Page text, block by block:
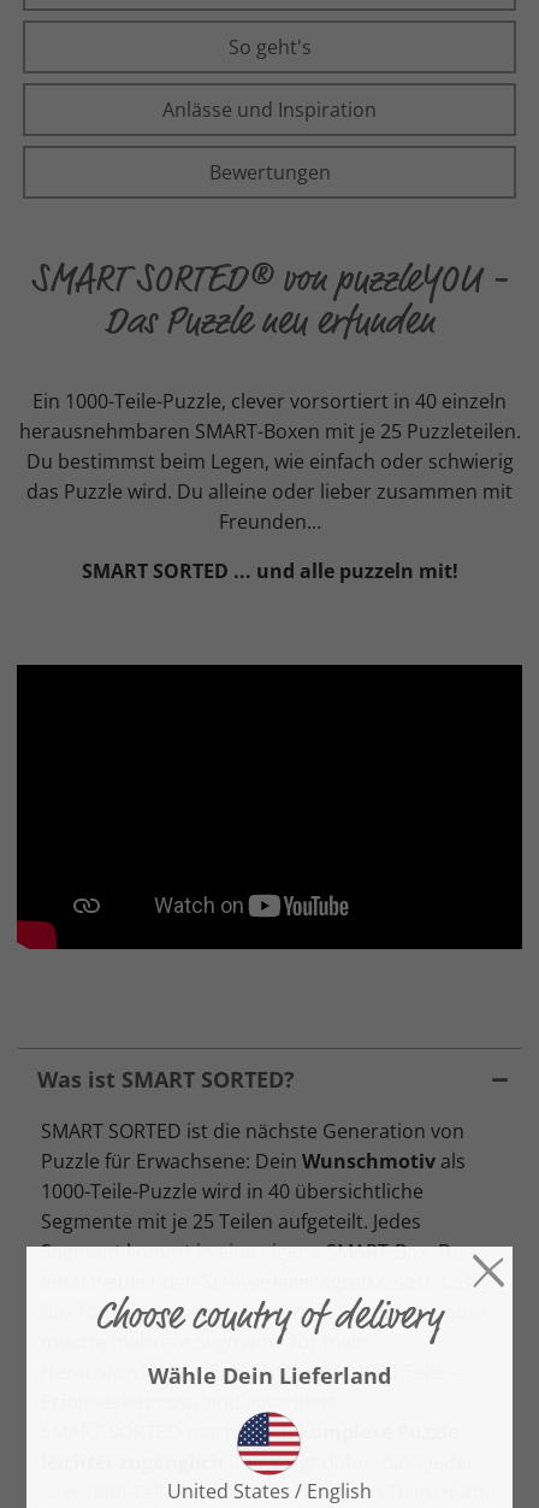
So geht's
Anlässe und Inspiration
Bewertungen
SMART SORTED® von puzzleYOU -
Das Puzzle neu erfunden
Ein 1000-Teile-Puzzle, clever vorsortiert in 40 einzeln
herausnehmbaren SMART-Boxen mit je 25 Puzzleteilen.
Du bestimmst beim Legen, wie einfach oder schwierig
das Puzzle wird. Du alleine oder lieber zusammen mit
Freunden...
SMART SORTED ... und alle puzzeln mit!
Was ist SMART SORTED?
SMART SORTED ist die nächste Generation von
Puzzle für Erwachsene: Dein Wunschmotiv als
1000-Teile-Puzzle wird in 40 übersichtliche
Segmente mit je 25 Teilen aufgeteilt. Jedes
Segment kommt in eine eigene SMART-Box. Du
entscheidest den Schwierigkeitsgrad selbst: Löse
Box für Box für schnelleres Vorankommen – oder
mische mehrere Segmente für mehr
Herausforderung. Egal ob 25 oder 1000 Teile –
SMART SORTED macht auchkomplexe Puzzle
und sorgt dafür, dass jeder
sein 1000-Teile-Puzzle bis zum letzten Teil schafft.